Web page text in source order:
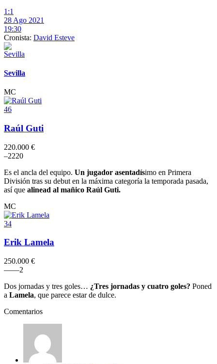
1:1
28 Ago 2021
19:30
Cronista: David Esteve
Sevilla
MC
46
Raúl Guti
220.000 €
–2220
Es el ancla del equipo. Un jugador asentadísimo en Primera
División tras su debut en la máxima categoría la temporada pasada,
así que alinead al mañico Raúl Guti.
MC
34
Erik Lamela
250.000 €
––––2
Dos jornadas y tres goles… ¿Tres jornadas y cuatro goles? Poned
a Lamela, que parece estar de dulce.
Comentarios